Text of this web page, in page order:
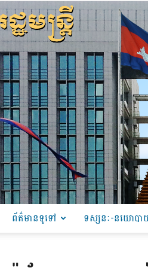
ព័ត៌មានទូទៅ ទស្សនៈ-នយោប